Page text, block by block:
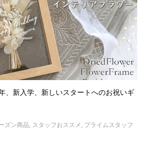
、新入学、新しいスタートへのお祝いギ
ズン商品, スタッフおススメ, プライムスタッフ